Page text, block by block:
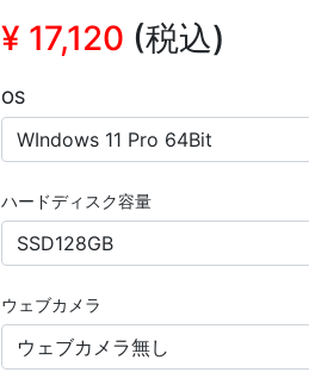
¥ 17,120 (税込)
OS
ハードディスク容量
ウェブカメラ